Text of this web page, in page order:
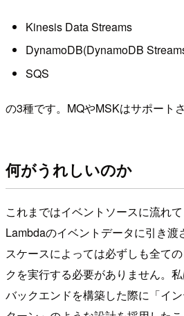
Kinesis Data Streams
DynamoDB(DynamoDB
SQS
の3種です。MQやMSKはサポート
何がうれしいのか
これまではイベントソースに流れ
Lambdaのイベントデータに引き渡
スケースによっては必ずしも全て
クを実行する必要がありません。
バックエンドを構築した際に「イ